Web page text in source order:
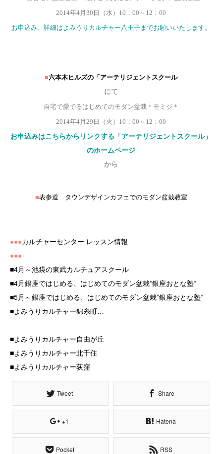
2014年4月30日（水）10：00～12：00
お申込み、詳細はよみうりカルチャー八王子までお願いいたします。
■六本木ヒルズの「アーテリジェントスクール
にて
自宅で愛でるはじめてのモダン盆栽＊モミジ＊
2014年4月29日（火）10：00～12：00
お申込みはこちらからリンクする「アーテリジェントスクール」
のホームページ
から
■表参道 タウンデザインカフェでのモダン盆栽教室
●●●カルチャーセンター レッスン情報
●●●
■4月～池袋の東武カルチュアスクール
■4月銀座ではじめる、はじめてのモダン盆栽*銀座おとな塾*
■5月～銀座ではじめる、はじめてのモダン盆栽*銀座おとな塾*
■よみうりカルチャー錦糸町…
■よみうりカルチャー自由が丘
■よみうりカルチャー北千住
■よみうりカルチャー荻窪
Tweet Share
+1 Hatena
Pocket RSS